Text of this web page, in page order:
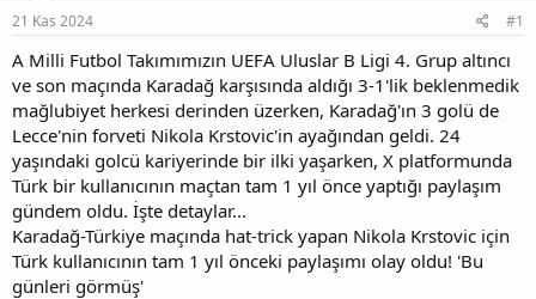
u
b
a
l
a
t
a
n
ç
t
a
r
i
h
i
21 Kas 2024 #1
A Milli Futbol Takımımızın UEFA Uluslar B Ligi 4. Grup altıncı
ve son maçında Karadağ karşısında aldığı 3-1'lik beklenmedik
mağlubiyet herkesi derinden üzerken, Karadağ'ın 3 golü de
Lecce'nin forveti Nikola Krstovic'in ayağından geldi. 24
yaşındaki golcü kariyerinde bir ilki yaşarken, X platformunda
Türk bir kullanıcının maçtan tam 1 yıl önce yaptığı paylaşım
gündem oldu. İşte detaylar...
Karadağ-Türkiye maçında hat-trick yapan Nikola Krstovic için
Türk kullanıcının tam 1 yıl önceki paylaşımı olay oldu! 'Bu
günleri görmüş'